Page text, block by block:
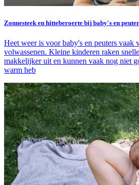
Zonnesteek en hitteberoerte bij baby's en
Heet weer is voor baby's en peuters vaak
volwassenen. Kleine kinderen raken
makkelijker uit en kunnen vaak nog niet
warm heb